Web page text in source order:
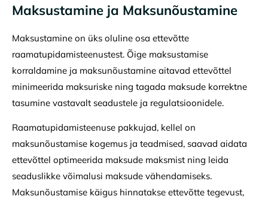
Maksustamine ja Maksunõustamine
Maksustamine on üks oluline osa ettevõtte
raamatupidamisteenustest. Õige maksustamise
korraldamine ja maksunõustamine aitavad ettevõttel
minimeerida maksuriske ning tagada maksude korrektne
tasumine vastavalt seadustele ja regulatsioonidele.
Raamatupidamisteenuse pakkujad, kellel on
maksunõustamise kogemus ja teadmised, saavad aidata
ettevõttel optimeerida maksude maksmist ning leida
seaduslikke võimalusi maksude vähendamiseks.
Maksunõustamise käigus hinnatakse ettevõtte tegevust,